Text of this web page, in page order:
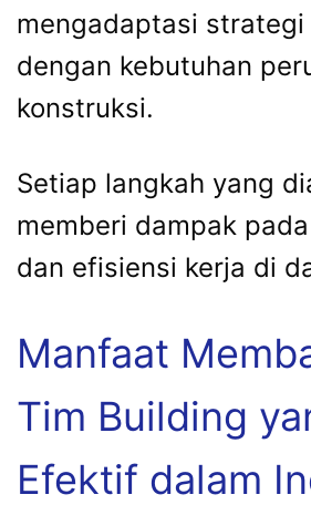
mengadaptasi strategi
dengan kebutuhan
konstruksi.
Setiap langkah yang
memberi dampak pada
dan efisiensi kerja di
Manfaat
Tim Building
Efektif dalam